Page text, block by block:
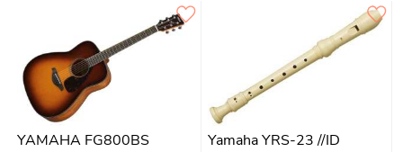
YAMAHA FG800BS Yamaha YRS-23 //ID